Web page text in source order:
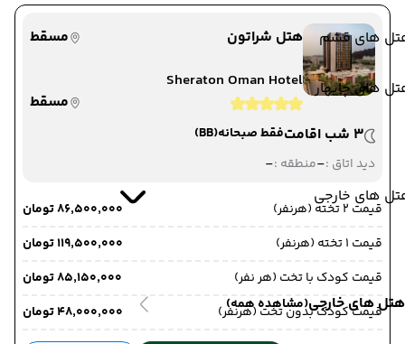
های قشم
های چابهار
های خارجی
هتل های خارجی(مشاهده همه)
هتل شراتون
مسقط
Sheraton Oman Hotel
مسقط
3 شب اقامت
فقط صبحانه(BB)
دید اتاق :-منطقه :-
قیمت 2 تخته (هرنفر)
۸۶٬۵۰۰٬۰۰۰ تومان
قیمت 1 تخته (هرنفر)
۱۱۹٬۵۰۰٬۰۰۰ تومان
قیمت کودک با تخت (هر نفر)
۸۵٬۱۵۰٬۰۰۰ تومان
قیمت کودک بدون تخت (هرنفر)
۴۸٬۰۰۰٬۰۰۰ تومان